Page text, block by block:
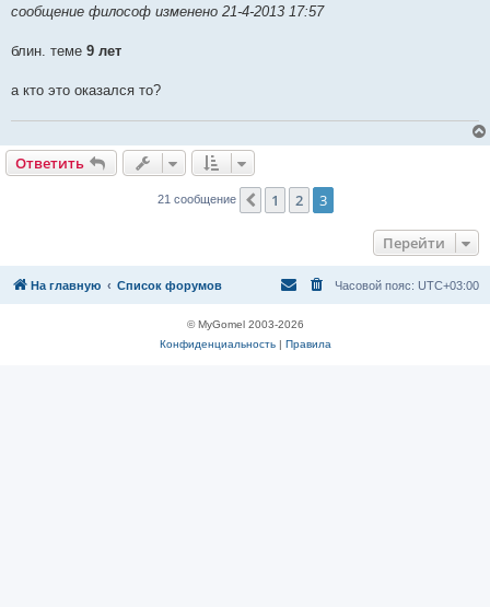
о
е
е
сообщение философ изменено 21-4-2013 17:57
блин. теме 9 лет
а кто это оказался то?
Ответить
Ответить
21 сообщение Пред.
1 2 3
Перейти
На главную Список форумов Часовой пояс: UTC+03:00
© MyGomel 2003-2026
Конфиденциальность| Правила